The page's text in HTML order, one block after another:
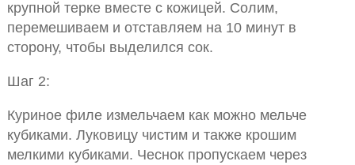
крупной терке вместе с кожицей. Солим,
перемешиваем и отставляем на 10 минут в
сторону, чтобы выделился сок.
Шаг 2:
Куриное филе измельчаем как можно мельче
кубиками. Луковицу чистим и также крошим
мелкими кубиками. Чеснок пропускаем через